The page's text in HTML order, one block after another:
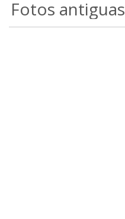
Fotos antiguas